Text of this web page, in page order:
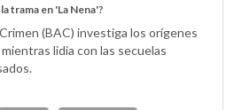
trama en 'La Nena'?
(BAC) investiga los orígenes
lidia con las secuelas